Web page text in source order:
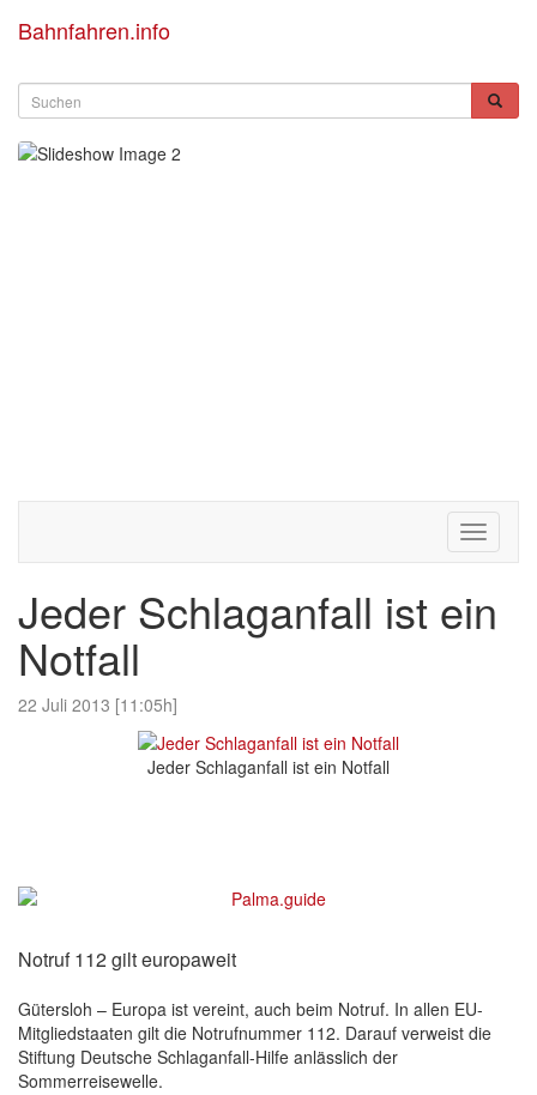
Bahnfahren.info
Toggle
Jeder Schlaganfall ist ein
Notfall
22 Juli 2013 [11:05h]
Jeder Schlaganfall ist ein Notfall
Notruf 112 gilt europaweit
Gütersloh – Europa ist vereint, auch beim Notruf. In allen EU-
Mitgliedstaaten gilt die Notrufnummer 112. Darauf verweist die
Stiftung Deutsche Schlaganfall-Hilfe anlässlich der
Sommerreisewelle.